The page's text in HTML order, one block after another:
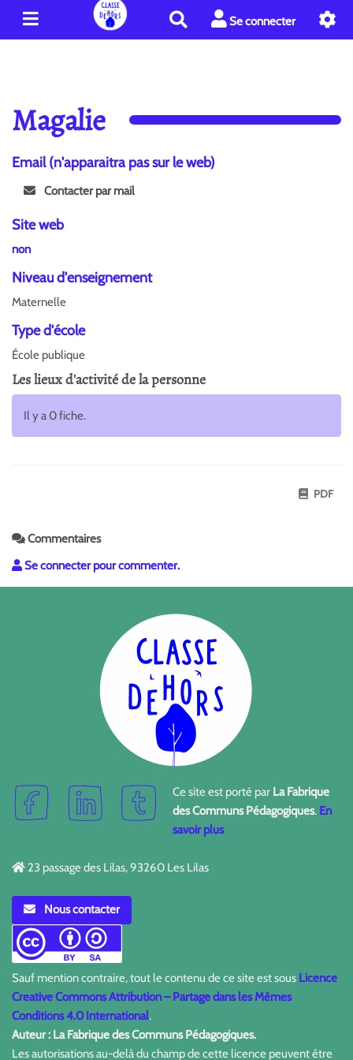
e
c
e
Se connecter
Magalie
Email (n'apparaitra pas sur le web)
Contacter par mail
Site web
non
Niveau d'enseignement
Maternelle
Type d'école
École publique
Les lieux d'activité de la personne
Il y a 0 fiche.
PDF
Commentaires
Se connecter pour commenter.
Ce site est porté par La Fabrique
des Communs Pédagogiques. En
savoir plus
23 passage des Lilas, 93260 Les Lilas
Nous contacter
Sauf mention contraire, tout le contenu de ce site est sous Licence
Creative Commons Attribution – Partage dans les Mêmes
Conditions 4.0 International.
Auteur : La Fabrique des Communs Pédagogiques.
Les autorisations au-delà du champ de cette licence peuvent être